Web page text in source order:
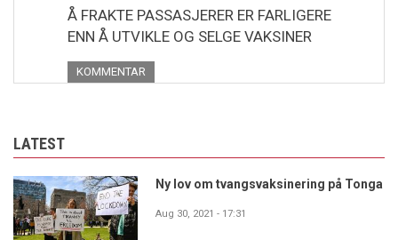
Å FRAKTE PASSASJERER ER FARLIGERE
ENN Å UTVIKLE OG SELGE VAKSINER
KOMMENTAR
LATEST
Ny lov om tvangsvaksinering på Tonga
Aug 30, 2021 - 17:31